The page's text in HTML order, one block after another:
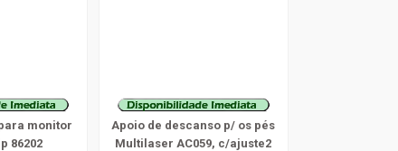
monitor
86202
Apoio de descanso p/ os pés
Multilaser AC059, c/ajuste2